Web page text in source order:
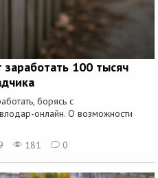
100 тысяч
борясь с
онлайн. О возможности
181 0